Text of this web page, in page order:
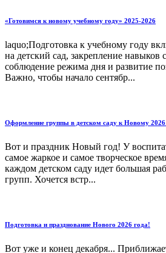
«Готовимся к новому учебному году» 2025-2026
laquo;Подготовка к учебному году
на детский сад, закрепление навыков
соблюдение режима дня и развитие
Важно, чтобы начало сентябр...
Оформление группы в детском саду к Новому 2026
Вот и праздник Новый год! У
самое жаркое и самое творческое
каждом детском саду идет большая
групп. Хочется встр...
Подготовка и празднование Нового 2026 года!
Вот уже и конец декабря...